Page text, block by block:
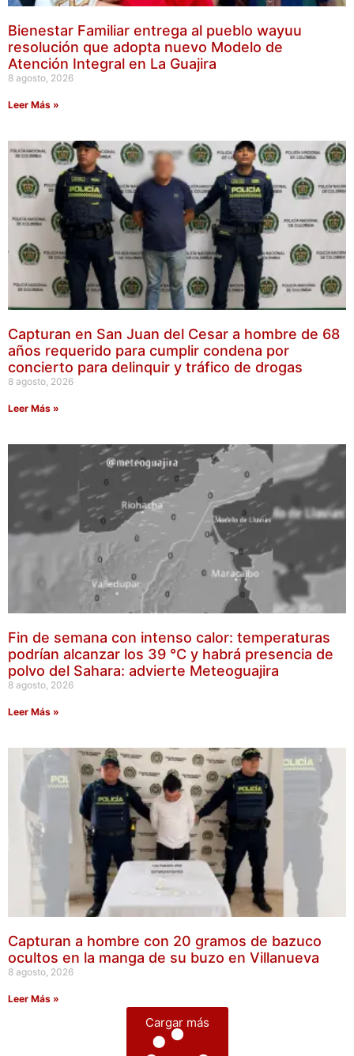
Bienestar Familiar entrega al pueblo wayuu
resolución que adopta nuevo Modelo de
Atención Integral en La Guajira
8 agosto, 2026
Leer Más »
Capturan en San Juan del Cesar a hombre de 68
años requerido para cumplir condena por
concierto para delinquir y tráfico de drogas
8 agosto, 2026
Leer Más »
Fin de semana con intenso calor: temperaturas
podrían alcanzar los 39 °C y habrá presencia de
polvo del Sahara: advierte Meteoguajira
8 agosto, 2026
Leer Más »
Capturan a hombre con 20 gramos de bazuco
ocultos en la manga de su buzo en Villanueva
8 agosto, 2026
Leer Más »
Cargar más